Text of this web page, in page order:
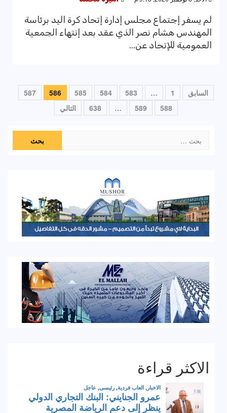
لم يسفر إجتماع مجلس إدارة إتحاد كرة اليد برئاسة
المهندس هشام نصر الذي عقد بعد إنتهاء الجمعية
العمومية للإتحاد عن...
تعدد
صفحات
السابق 1
…
583
584
585
586
587
588
589
…
638 التالي
عن:
الاكثر قراءة